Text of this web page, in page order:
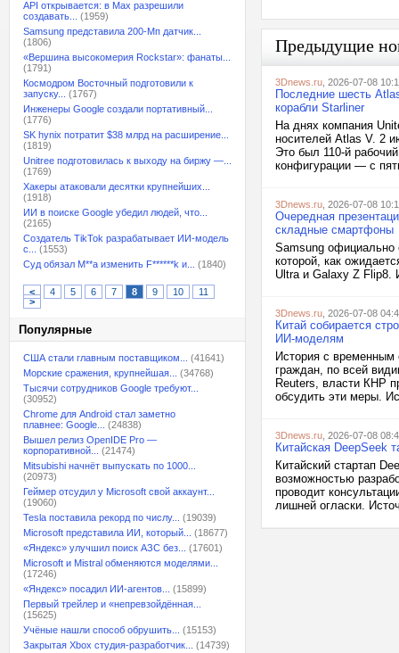
API открывается: в Max разрешили
создавать...
(1959)
Samsung представила 200-Мп датчик...
(1806)
«Вершина высокомерия Rockstar»: фанаты...
(1791)
Космодром Восточный подготовили к
запуску...
(1767)
Инженеры Google создали портативный...
(1776)
SK hynix потратит $38 млрд на расширение...
(1819)
Unitree подготовилась к выходу на биржу —...
(1769)
Хакеры атаковали десятки крупнейших...
(1918)
ИИ в поиске Google убедил людей, что...
(2165)
Создатель TikTok разрабатывает ИИ-модель
с...
(1553)
Суд обязал M**a изменить F******k и...
(1840)
< 4 5 6 7 8 9 10
11
>
Популярные
США стали главным поставщиком...
(41641)
Морские сражения, крупнейшая...
(34768)
Тысячи сотрудников Google требуют...
(30952)
Chrome для Android стал заметно
плавнее: Google...
(24838)
Вышел релиз OpenIDE Pro —
корпоративной...
(21474)
Mitsubishi начнёт выпускать по 1000...
(20973)
Геймер отсудил у Microsoft свой аккаунт...
(19060)
Tesla поставила рекорд по числу...
(19039)
Microsoft представила ИИ, который...
(18677)
«Яндекс» улучшил поиск АЗС без...
(17601)
Microsoft и Mistral обменяются моделями...
(17246)
«Яндекс» посадил ИИ-агентов...
(15899)
Первый трейлер и «непревзойдённая...
(15625)
Учёные нашли способ обрушить...
(15153)
Закрытая Xbox студия-разработчик...
(14739)
Предыдущие
3Dnews.ru , 2026-07-08
Последние шесть
корабли Starliner
На днях компания
носителей Atlas V. 2
Это был 110-й
конфигурации — с
3Dnews.ru , 2026-07-08
Очередная
складные смартфоны
Samsung официально
которой, как
Ultra и Galaxy Z Flip8.
3Dnews.ru , 2026-07-08
Китай собирается
ИИ-моделям
История с
граждан, по всей
Reuters, власти КНР
обсудить эти меры.
3Dnews.ru , 2026-07-08
Китайская DeepSeek
Китайский стартап
возможностью
проводит
лишней огласки.